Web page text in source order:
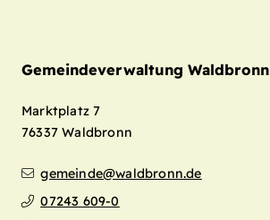
Gemeindeverwaltung Waldbronn
Marktplatz 7
76337 Waldbronn
gemeinde@waldbronn.de
07243 609-0